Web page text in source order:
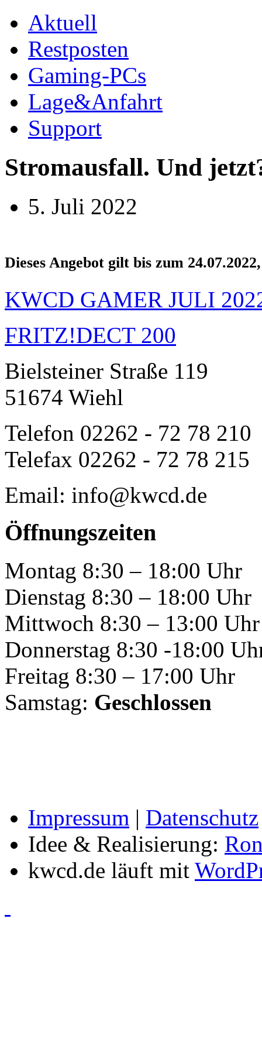
Aktuell
Restposten
Gaming-PCs
Lage&Anfahrt
Support
Stromausfall. Und
5. Juli 2022
Dieses Angebot gilt bis zum
KWCD GAMER JULI
FRITZ!DECT 200
Bielsteiner Straße 119
51674 Wiehl
Telefon 02262 - 72 78 210
Telefax 02262 - 72 78 215
Email: info@kwcd.de
Öffnungszeiten
Montag 8:30 – 18:00 Uhr
Dienstag 8:30 – 18:00 Uhr
Mittwoch 8:30 – 13:00 Uhr
Donnerstag 8:30 -18:00
Freitag 8:30 – 17:00 Uhr
Samstag: Geschlossen
Impressum | Datenschutz
Idee & Realisierung:
kwcd.de läuft mit